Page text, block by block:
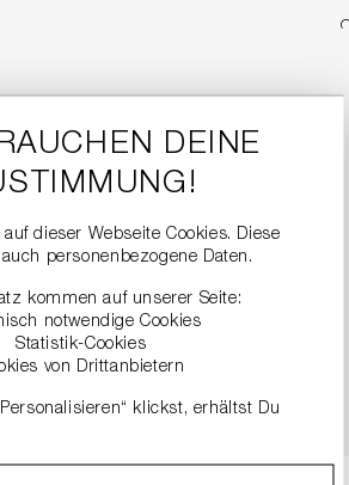
BALLERINAS AUS SPITZE
119,90 € 239,00 €
DEINE
dieser Webseite Cookies. Diese
personenbezogene Daten.
kommen auf unserer Seite:
notwendige Cookies
Statistik-Cookies
von Drittanbietern
klickst, erhältst Du